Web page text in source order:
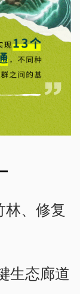
、修复
生态廊道